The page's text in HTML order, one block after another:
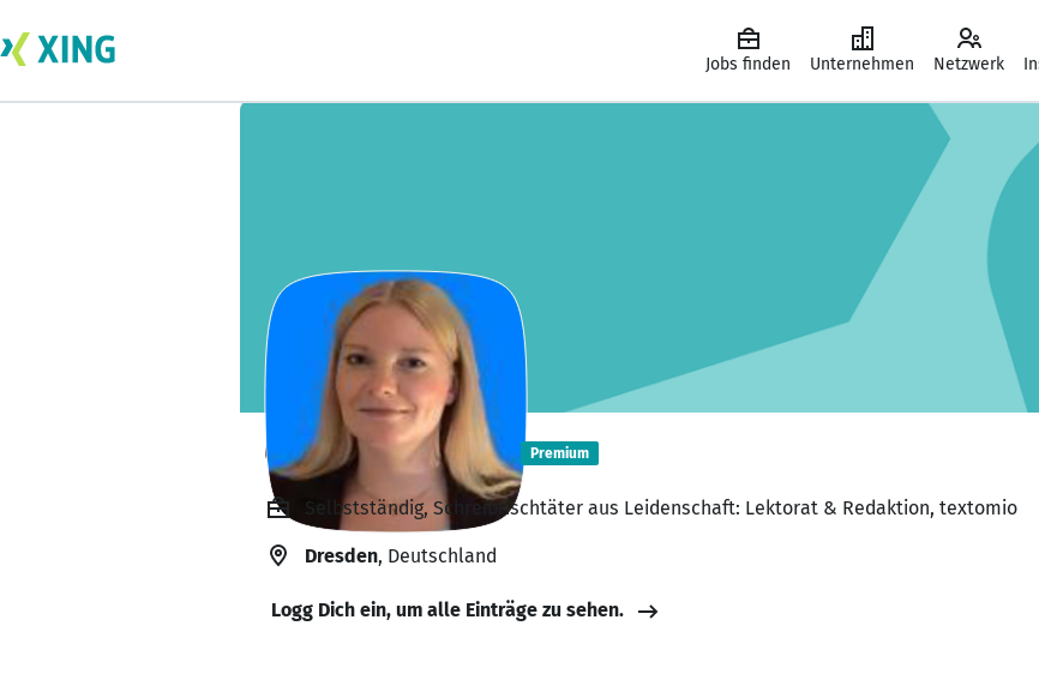
Jobs finden Unternehmen Netzwerk
Christine Weber Premium
Selbstständig, Schreibtischtäter aus Leidenschaft: Lektorat & Redaktion, textomio
Dresden, Deutschland
Logg Dich ein, um alle Einträge zu sehen.